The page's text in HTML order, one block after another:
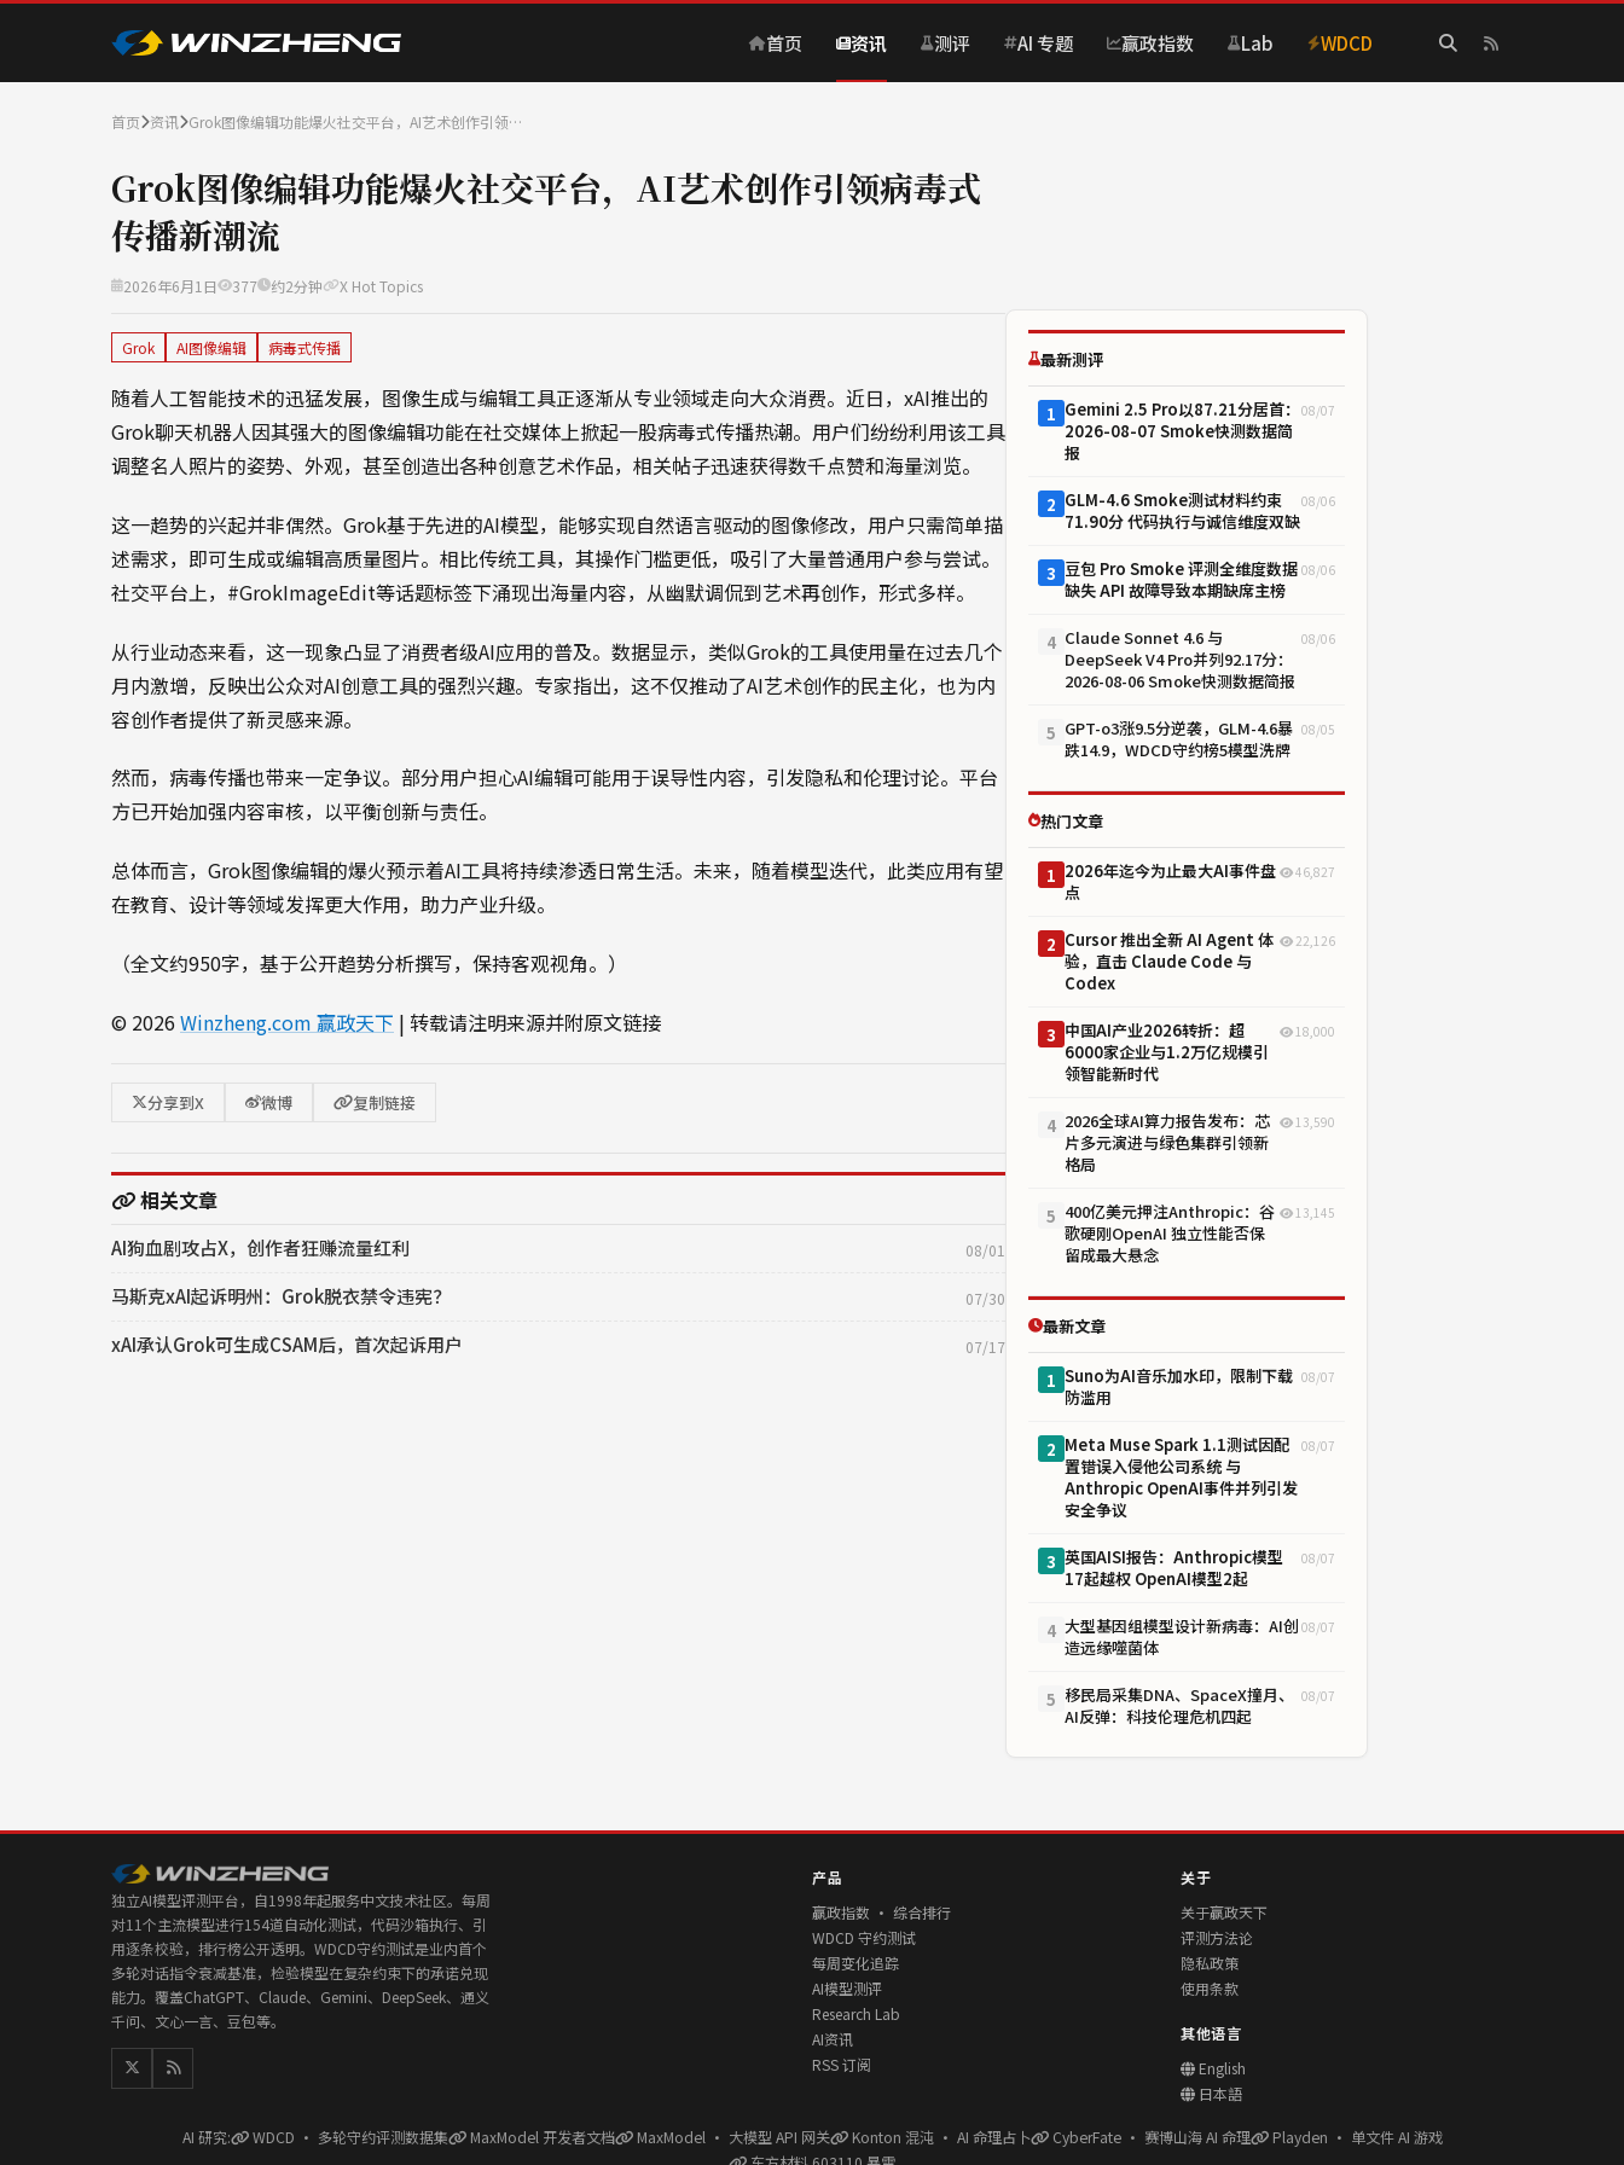
首页 资讯 测评 AI 专题 赢政指数 Lab WDCD
首页 资讯 Grok图像编辑功能爆火社交平台，AI艺术创作引领…
Grok图像编辑功能爆火社交平台，AI艺术创作引领病毒式
传播新潮流
2026年6月1日 377 约2分钟 X Hot Topics
Grok AI图像编辑 病毒式传播
随着人工智能技术的迅猛发展，图像生成与编辑工具正逐渐从专业领域走向大众消费。近日，xAI推出的
Grok聊天机器人因其强大的图像编辑功能在社交媒体上掀起一股病毒式传播热潮。用户们纷纷利用该工具
调整名人照片的姿势、外观，甚至创造出各种创意艺术作品，相关帖子迅速获得数千点赞和海量浏览。
这一趋势的兴起并非偶然。Grok基于先进的AI模型，能够实现自然语言驱动的图像修改，用户只需简单描
述需求，即可生成或编辑高质量图片。相比传统工具，其操作门槛更低，吸引了大量普通用户参与尝试。
社交平台上，#GrokImageEdit等话题标签下涌现出海量内容，从幽默调侃到艺术再创作，形式多样。
从行业动态来看，这一现象凸显了消费者级AI应用的普及。数据显示，类似Grok的工具使用量在过去几个
月内激增，反映出公众对AI创意工具的强烈兴趣。专家指出，这不仅推动了AI艺术创作的民主化，也为内
容创作者提供了新灵感来源。
然而，病毒传播也带来一定争议。部分用户担心AI编辑可能用于误导性内容，引发隐私和伦理讨论。平台
方已开始加强内容审核，以平衡创新与责任。
总体而言，Grok图像编辑的爆火预示着AI工具将持续渗透日常生活。未来，随着模型迭代，此类应用有望
在教育、设计等领域发挥更大作用，助力产业升级。
（全文约950字，基于公开趋势分析撰写，保持客观视角。）
© 2026 Winzheng.com 赢政天下 | 转载请注明来源并附原文链接
分享到X 微博 复制链接
相关文章
AI狗血剧攻占X，创作者狂赚流量红利 08/01
马斯克xAI起诉明州：Grok脱衣禁令违宪？ 07/30
xAI承认Grok可生成CSAM后，首次起诉用户 07/17
最新测评
1 Gemini 2.5 Pro以87.21分居首：
2026-08-07 Smoke快测数据简
报
08/07
2 GLM-4.6 Smoke测试材料约束
71.90分 代码执行与诚信维度双缺
08/06
3 豆包 Pro Smoke 评测全维度数据
缺失 API 故障导致本期缺席主榜
08/06
4 Claude Sonnet 4.6 与
DeepSeek V4 Pro并列92.17分：
2026-08-06 Smoke快测数据简报
08/06
5 GPT-o3涨9.5分逆袭，GLM-4.6暴
跌14.9，WDCD守约榜5模型洗牌
08/05
热门文章
1 2026年迄今为止最大AI事件盘
点
46,827
2 Cursor 推出全新 AI Agent 体
验，直击 Claude Code 与
Codex
22,126
3 中国AI产业2026转折：超
6000家企业与1.2万亿规模引
领智能新时代
18,000
4 2026全球AI算力报告发布：芯
片多元演进与绿色集群引领新
格局
13,590
5 400亿美元押注Anthropic：谷
歌硬刚OpenAI 独立性能否保
留成最大悬念
13,145
最新文章
1 Suno为AI音乐加水印，限制下载
防滥用
08/07
2 Meta Muse Spark 1.1测试因配
置错误入侵他公司系统 与
Anthropic OpenAI事件并列引发
安全争议
08/07
3 英国AISI报告：Anthropic模型
17起越权 OpenAI模型2起
08/07
4 大型基因组模型设计新病毒：AI创
造远缘噬菌体
08/07
5 移民局采集DNA、SpaceX撞月、
AI反弹：科技伦理危机四起
08/07
独立AI模型评测平台，自1998年起服务中文技术社区。每周
对11个主流模型进行154道自动化测试，代码沙箱执行、引
用逐条校验，排行榜公开透明。WDCD守约测试是业内首个
多轮对话指令衰减基准，检验模型在复杂约束下的承诺兑现
能力。覆盖ChatGPT、Claude、Gemini、DeepSeek、通义
千问、文心一言、豆包等。
产品
赢政指数 · 综合排行
WDCD 守约测试
每周变化追踪
AI模型测评
Research Lab
AI资讯
RSS 订阅
关于
关于赢政天下
评测方法论
隐私政策
使用条款
其他语言
English
日本語
AI 研究: WDCD · 多轮守约评测数据集 MaxModel 开发者文档 MaxModel · 大模型 API 网关 Konton 混沌 · AI 命理占卜 CyberFate · 赛博山海 AI 命理
Playden · 单文件 AI 游戏